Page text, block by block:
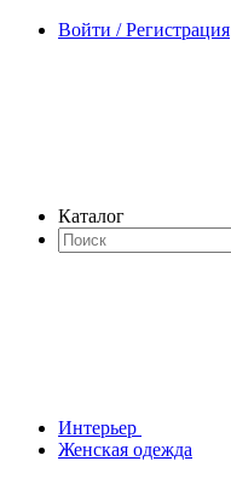
Войти / Регистрация
Каталог
Интерьер
Женская одежда